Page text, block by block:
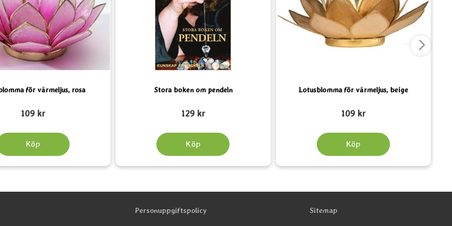
för värmeljus, rosa
109 kr
Köp
Stora boken om pendeln
129 kr
Köp
Lotusblomma för värmeljus, beige
109 kr
Köp
Personuppgiftspolicy Sitemap